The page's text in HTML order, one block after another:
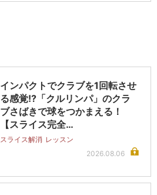
インパクトでクラブを1回転させ
る感覚!?「クルリンパ」のクラ
ブさばきで球をつかまえる！
【スライス完全…
スライス解消 レッスン
2026.08.06